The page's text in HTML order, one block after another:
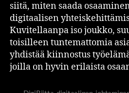
siitä, miten saada
digitaalisen
Kuvitellaanpa iso joukko,
toisilleen tuntemattomia
yhdistää kiinnostus
joilla on hyvin erilaista